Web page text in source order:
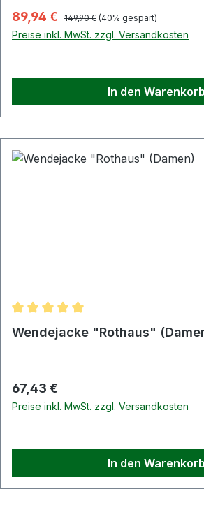
Verkaufspreis:
89,94 € Regulärer Preis:
149,90 € (40% gespart)
Preise inkl. MwSt. zzgl. Versandkosten
In den Warenkorb
Durchschnittliche Bewertung von 5
Wendejacke "Rothaus"
Regulärer Preis:
67,43 €
Preise inkl. MwSt. zzgl. Versandkosten
In den Warenkorb